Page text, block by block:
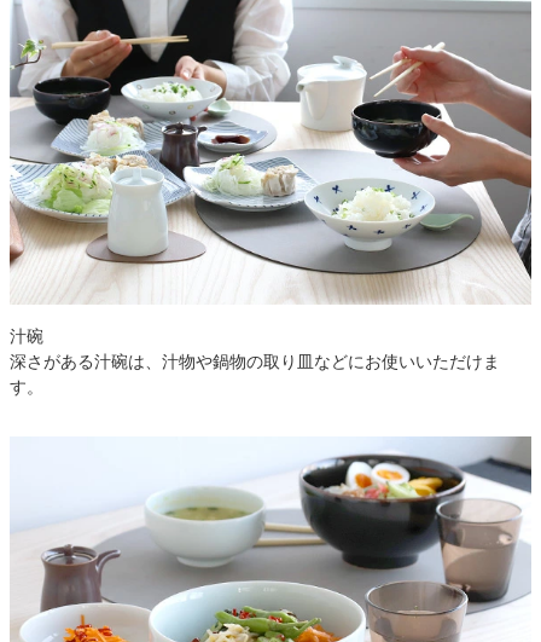
汁碗
深さがある汁碗は、汁物や鍋物の取り皿などにお使いいただけま
す。